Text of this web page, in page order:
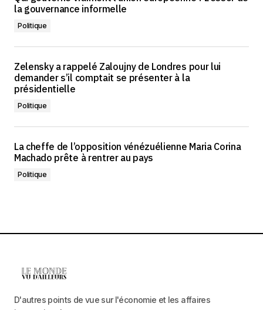
la gouvernance informelle
Politique
Zelensky a rappelé Zaloujny de Londres pour lui
demander s’il comptait se présenter à la
présidentielle
Politique
La cheffe de l’opposition vénézuélienne Maria Corina
Machado prête à rentrer au pays
Politique
D'autres points de vue sur l'économie et les affaires